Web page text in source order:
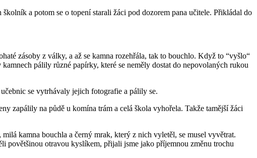
a potom se o topení starali žáci pod dozorem pana učitele. Přikládal do
zásoby z války, a až se kamna rozehřála, tak to bouchlo. Když to “vyšlo“
pálily různé papírky, které se neměly dostat do nepovolaných rukou
se vytrhávaly jejich fotografie a pálily se.
zapálily na půdě u komína trám a celá škola vyhořela. Takže tamější žáci
kamna bouchla a černý mrak, který z nich vyletěl, se musel vyvětrat.
povětšinou otravou kyslíkem, přijali jsme jako příjemnou změnu trochu